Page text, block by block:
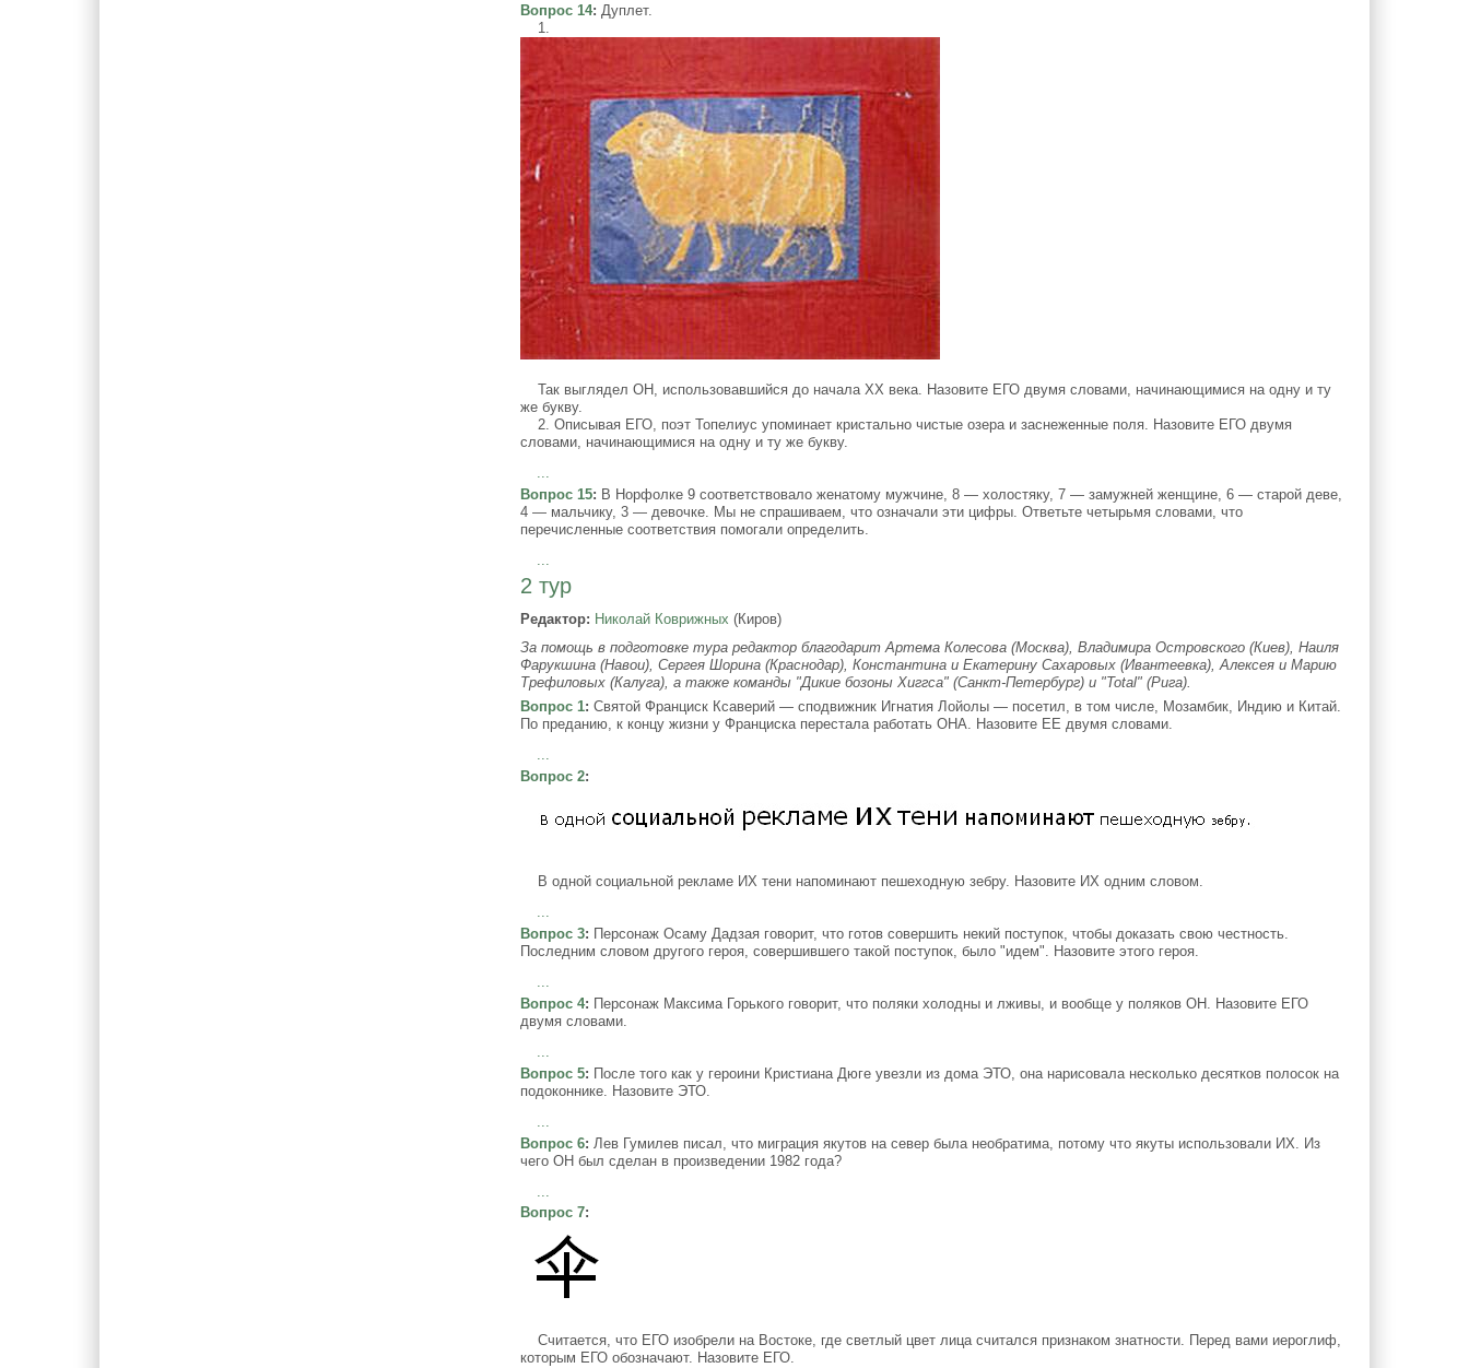
Вопрос 14: Дуплет.
1.
Так выглядел ОН, использовавшийся до начала XX века. Назовите ЕГО двумя словами, начинающимися на одну и ту
же букву.
2. Описывая ЕГО, поэт Топелиус упоминает кристально чистые озера и заснеженные поля. Назовите ЕГО двумя
словами, начинающимися на одну и ту же букву.
Вопрос 15: В Норфолке 9 соответствовало женатому мужчине, 8 — холостяку, 7 — замужней женщине, 6 — старой деве,
4 — мальчику, 3 — девочке. Мы не спрашиваем, что означали эти цифры. Ответьте четырьмя словами, что
перечисленные соответствия помогали определить.
2 тур
Редактор: Николай Коврижных (Киров)
За помощь в подготовке тура редактор благодарит Артема Колесова (Москва), Владимира Островского (Киев), Наиля
Фарукшина (Навои), Сергея Шорина (Краснодар), Константина и Екатерину Сахаровых (Ивантеевка), Алексея и Марию
Трефиловых (Калуга), а также команды "Дикие бозоны Хиггса" (Санкт-Петербург) и "Total" (Рига).
Вопрос 1: Святой Франциск Ксаверий — сподвижник Игнатия Лойолы — посетил, в том числе, Мозамбик, Индию и Китай.
По преданию, к концу жизни у Франциска перестала работать ОНА. Назовите ЕЕ двумя словами.
...
Вопрос 2:
В одной социальной рекламе ИХ тени напоминают пешеходную зебру. Назовите ИХ одним словом.
...
Вопрос 3: Персонаж Осаму Дадзая говорит, что готов совершить некий поступок, чтобы доказать свою честность.
Последним словом другого героя, совершившего такой поступок, было "идем". Назовите этого героя.
...
Вопрос 4: Персонаж Максима Горького говорит, что поляки холодны и лживы, и вообще у поляков ОН. Назовите ЕГО
двумя словами.
Вопрос 5: После того как у героини Кристиана Дюге увезли из дома ЭТО, она нарисовала несколько десятков полосок на
подоконнике. Назовите ЭТО.
Вопрос 6: Лев Гумилев писал, что миграция якутов на север была необратима, потому что якуты использовали ИХ. Из
чего ОН был сделан в произведении 1982 года?
Вопрос 7:
Считается, что ЕГО изобрели на Востоке, где светлый цвет лица считался признаком знатности. Перед вами иероглиф,
которым ЕГО обозначают. Назовите ЕГО.